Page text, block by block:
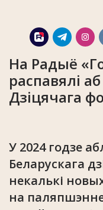
На Радыё
распавялі
Дзіцячага
У 2024 годзе
Беларускага
некалькі
на